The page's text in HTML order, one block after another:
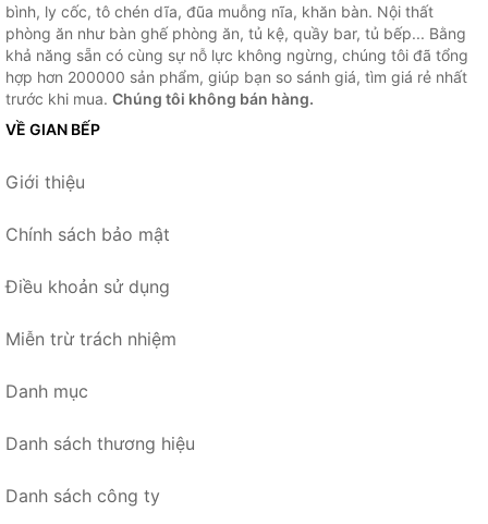
bình, ly cốc, tô chén dĩa, đũa muỗng nĩa, khăn bàn. Nội thất
phòng ăn như bàn ghế phòng ăn, tủ kệ, quầy bar, tủ bếp... Bằng
khả năng sẵn có cùng sự nỗ lực không ngừng, chúng tôi đã tổng
hợp hơn 200000 sản phẩm, giúp bạn so sánh giá, tìm giá rẻ nhất
trước khi mua. Chúng tôi không bán hàng.
VỀ GIAN BẾP
Giới thiệu
Chính sách bảo mật
Điều khoản sử dụng
Miễn trừ trách nhiệm
Danh mục
Danh sách thương hiệu
Danh sách công ty